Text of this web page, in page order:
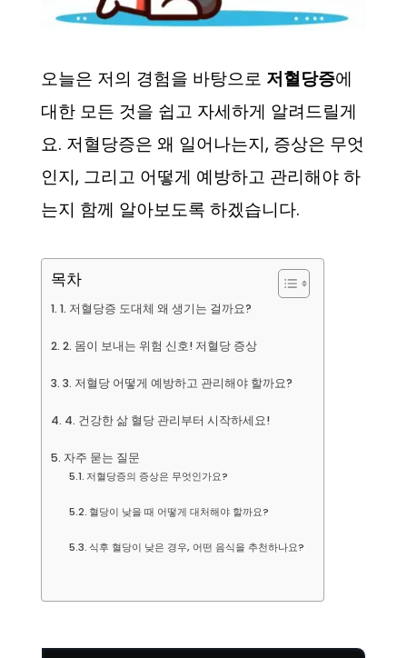
오늘은 저의 경험을 바탕으로 저혈당증에
대한 모든 것을 쉽고 자세하게 알려드릴게
요. 저혈당증은 왜 일어나는지, 증상은 무엇
인지, 그리고 어떻게 예방하고 관리해야 하
는지 함께 알아보도록 하겠습니다.
목차
1. 저혈당증 도대체 왜 생기는 걸까요?
2. 몸이 보내는 위험 신호! 저혈당 증상
3. 저혈당 어떻게 예방하고 관리해야 할까요?
4. 건강한 삶 혈당 관리부터 시작하세요!
자주 묻는 질문
저혈당증의 증상은 무엇인가요?
혈당이 낮을 때 어떻게 대처해야 할까요?
식후 혈당이 낮은 경우, 어떤 음식을 추천하나요?